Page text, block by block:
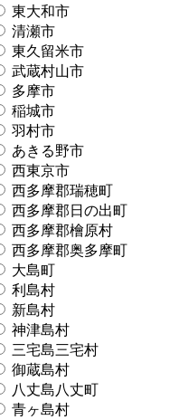
東大和市
清瀬市
東久留米市
武蔵村山市
多摩市
稲城市
羽村市
あきる野市
西東京市
西多摩郡瑞穂町
西多摩郡日の出町
西多摩郡檜原村
西多摩郡奥多摩町
大島町
利島村
新島村
神津島村
三宅島三宅村
御蔵島村
八丈島八丈町
青ヶ島村